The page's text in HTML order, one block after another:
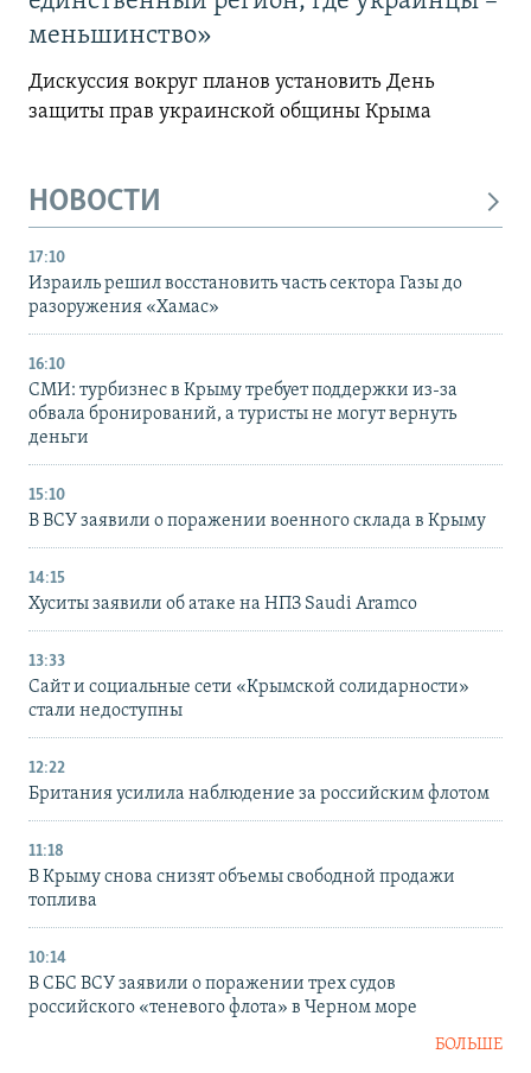
меньшинство»
Дискуссия вокруг планов установить День
защиты прав украинской общины Крыма
НОВОСТИ
17:10
Израиль решил восстановить часть сектора Газы до
разоружения «Хамас»
16:10
СМИ: турбизнес в Крыму требует поддержки из-за
обвала бронирований, а туристы не могут вернуть
деньги
15:10
В ВСУ заявили о поражении военного склада в Крыму
14:15
Хуситы заявили об атаке на НПЗ Saudi Aramco
13:33
Сайт и социальные сети «Крымской солидарности»
стали недоступны
12:22
Британия усилила наблюдение за российским флотом
11:18
В Крыму снова снизят объемы свободной продажи
топлива
10:14
В СБС ВСУ заявили о поражении трех судов
российского «теневого флота» в Черном море
БОЛЬШЕ